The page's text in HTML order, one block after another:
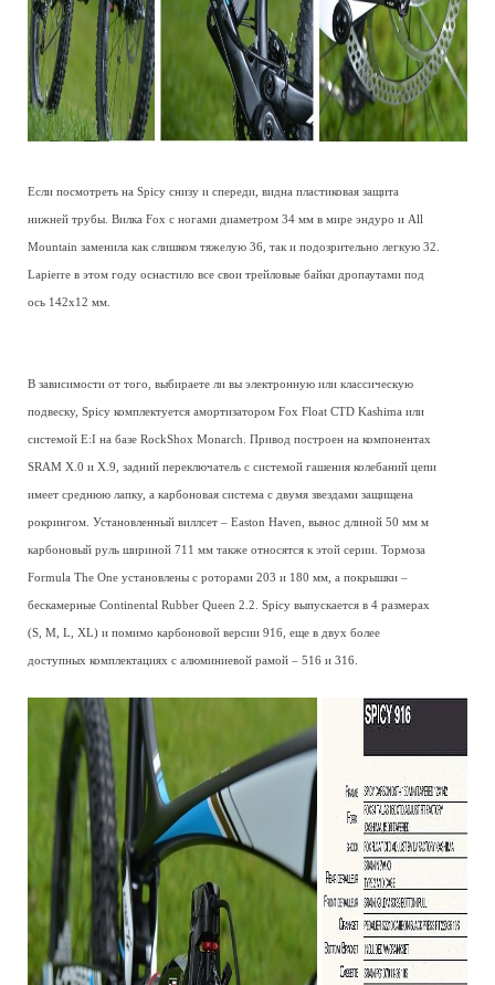
Если посмотреть на Spicy снизу и спереди, видна пластиковая защита
нижней трубы. Вилка Fox с ногами диаметром 34 мм в мире эндуро и All
Mountain заменила как слишком тяжелую 36, так и подозрительно легкую 32.
Lapierre в этом году оснастило все свои трейловые байки дропаутами под
ось 142х12 мм.
В зависимости от того, выбираете ли вы электронную или классическую
подвеску, Spicy комплектуется амортизатором Fox Float CTD Kashima или
системой E:I на базе RockShox Monarch. Привод построен на компонентах
SRAM X.0 и X.9, задний переключатель с системой гашения колебаний цепи
имеет среднюю лапку, а карбоновая система с двумя звездами защищена
рокрингом. Установленный виллсет – Easton Haven, вынос длиной 50 мм м
карбоновый руль шириной 711 мм также относятся к этой серии. Тормоза
Formula The One установлены с роторами 203 и 180 мм, а покрышки –
бескамерные Continental Rubber Queen 2.2. Spicy выпускается в 4 размерах
(S, M, L, XL) и помимо карбоновой версии 916, еще в двух более
доступных комплектациях с алюминиевой рамой – 516 и 316.